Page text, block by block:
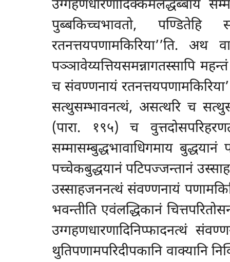
उग्गहणधारणादिक्कमलद्धब्बाय
पुब्बकिच्चभावतो,
रतनत्तयपणामकिरिया’’ति.
पञ्ञावेय्यत्तियसमन्नागतस्सापि
च संवण्णनायं
सत्थुसम्भावनत्थं, असत्थरि च
(पारा. १९५) च
सम्मासम्बुद्धभावाधिगमाय
पच्चेकबुद्धयानं पटिपज्जन्तानं
उस्साहजननत्थं संवण्णनायं
भवन्तीति एवंलद्धिकानं
उग्गहणधारणादिनिप्फादनत्थं
थुतिपणामपरिदीपकानि वाक्यानि